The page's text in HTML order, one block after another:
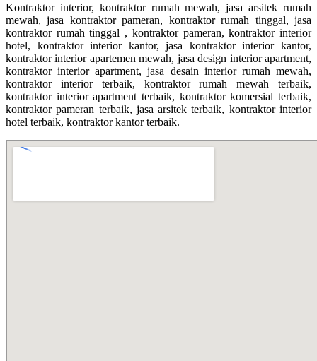
Kontraktor interior, kontraktor rumah mewah, jasa arsitek rumah
mewah, jasa kontraktor pameran, kontraktor rumah tinggal, jasa
kontraktor rumah tinggal , kontraktor pameran, kontraktor interior
hotel, kontraktor interior kantor, jasa kontraktor interior kantor,
kontraktor interior apartemen mewah, jasa design interior apartment,
kontraktor interior apartment, jasa desain interior rumah mewah,
kontraktor interior terbaik, kontraktor rumah mewah terbaik,
kontraktor interior apartment terbaik, kontraktor komersial terbaik,
kontraktor pameran terbaik, jasa arsitek terbaik, kontraktor interior
hotel terbaik, kontraktor kantor terbaik.